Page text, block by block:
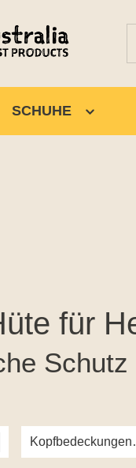
SCHUHE
für